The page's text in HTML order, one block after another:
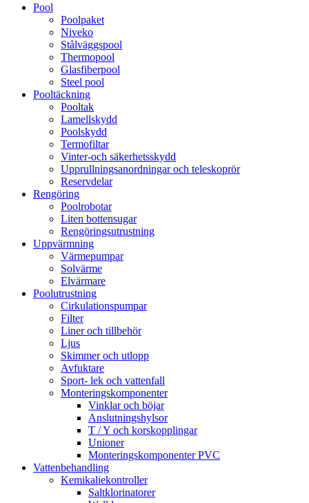
Pool
Poolpaket
Niveko
Stålväggspool
Thermopool
Glasfiberpool
Steel pool
Pooltäckning
Pooltak
Lamellskydd
Poolskydd
Termofiltar
Vinter-och säkerhetsskydd
Upprullningsanordningar och teleskoprör
Reservdelar
Rengöring
Poolrobotar
Liten bottensugar
Rengöringsutrustning
Uppvärmning
Värmepumpar
Solvärme
Elvärmare
Poolutrustning
Cirkulationspumpar
Filter
Liner och tillbehör
Ljus
Skimmer och utlopp
Avfuktare
Sport- lek och vattenfall
Monteringskomponenter
Vinklar och böjar
Anslutningshylsor
T / Y och korskopplingar
Unioner
Monteringskomponenter PVC
Vattenbehandling
Kemikaliekontroller
Saltklorinatorer